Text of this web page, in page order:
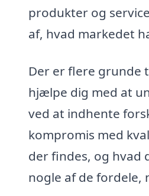
produkter og
af, hvad markedet
Der er flere grunde
hjælpe dig med at
ved at indhente
kompromis med
der findes, og hvad
nogle af de fordele,